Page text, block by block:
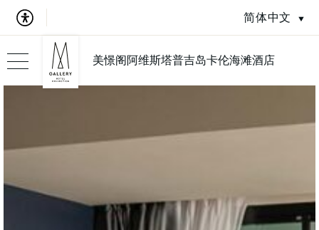
简体中文
美憬阁阿维斯塔普吉岛卡伦海滩酒店